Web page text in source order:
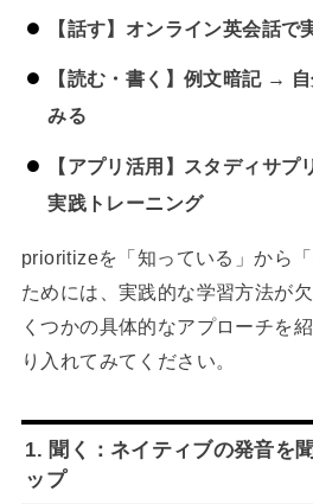
【話す】オンライン英会話で
【読む・書く】例文暗記 →
みる
【アプリ活用】スタディサ
実践トレーニング
prioritizeを「知っている」から
ためには、実践的な学習方法が
くつかの具体的なアプローチを
り入れてみてください。
1. 聞く：ネイティブの発音を
ップ